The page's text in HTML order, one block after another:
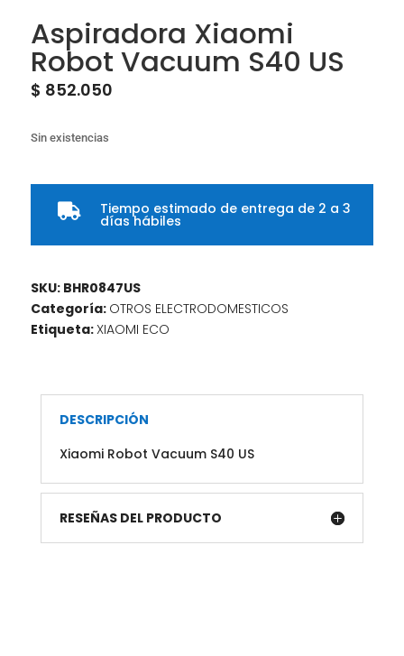
Aspiradora Xiaomi
Robot Vacuum S40 US
$ 852.050
Sin existencias
 Tiempo estimado de entrega de 2 a 3
días hábiles
SKU: BHR0847US
Categoría: OTROS ELECTRODOMESTICOS
Etiqueta:XIAOMI ECO
DESCRIPCIÓN
Xiaomi Robot Vacuum S40 US
RESEÑAS DEL PRODUCTO